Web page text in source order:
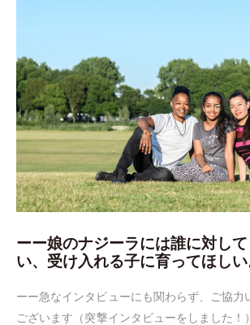
ーー娘のナジーラには誰に対し
い、受け入れる子に育ってほしい
ーー急なインタビューにも関わらず、ご協力
ございます （突撃インタビューをしました！ ）